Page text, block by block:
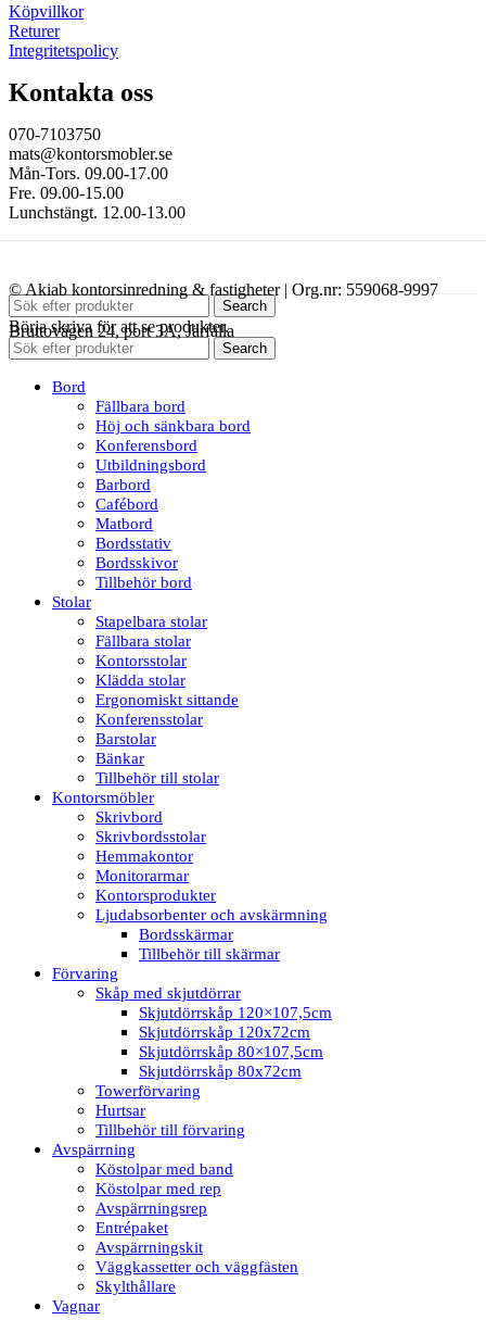
Köpvillkor
Returer
Integritetspolicy
Kontakta oss
070-7103750
mats@kontorsmobler.se
Mån-Tors. 09.00-17.00
Fre. 09.00-15.00
Lunchstängt. 12.00-13.00
© Akiab kontorsinredning & fastigheter | Org.nr: 559068-9997
Bruttovägen 24, port 3A, Järfälla
Search
Börja skriva för att se produkter.
Search
Bord
Fällbara bord
Höj och sänkbara bord
Konferensbord
Utbildningsbord
Barbord
Cafébord
Matbord
Bordsstativ
Bordsskivor
Tillbehör bord
Stolar
Stapelbara stolar
Fällbara stolar
Kontorsstolar
Klädda stolar
Ergonomiskt sittande
Konferensstolar
Barstolar
Bänkar
Tillbehör till stolar
Kontorsmöbler
Skrivbord
Skrivbordsstolar
Hemmakontor
Monitorarmar
Kontorsprodukter
Ljudabsorbenter och avskärmning
Bordsskärmar
Tillbehör till skärmar
Förvaring
Skåp med skjutdörrar
Skjutdörrskåp 120×107,5cm
Skjutdörrskåp 120x72cm
Skjutdörrskåp 80×107,5cm
Skjutdörrskåp 80x72cm
Towerförvaring
Hurtsar
Tillbehör till förvaring
Avspärrning
Köstolpar med band
Köstolpar med rep
Avspärrningsrep
Entrépaket
Avspärrningskit
Väggkassetter och väggfästen
Skylthållare
Vagnar